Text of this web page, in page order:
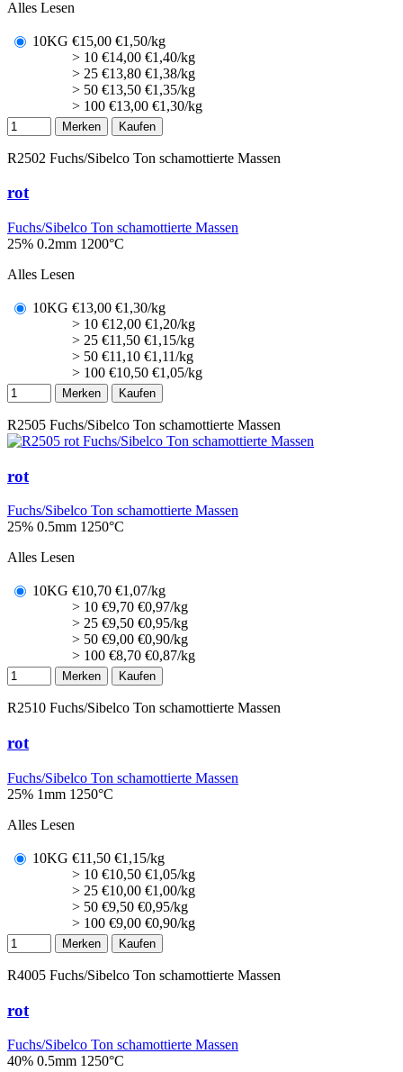
Alles Lesen
10KG €15,00 €1,50/kg
> 10 €14,00 €1,40/kg
> 25 €13,80 €1,38/kg
> 50 €13,50 €1,35/kg
> 100 €13,00 €1,30/kg
Merken Kaufen
R2502 Fuchs/Sibelco Ton schamottierte Massen
rot
Fuchs/Sibelco Ton schamottierte Massen
25% 0.2mm 1200°C
Alles Lesen
10KG €13,00 €1,30/kg
> 10 €12,00 €1,20/kg
> 25 €11,50 €1,15/kg
> 50 €11,10 €1,11/kg
> 100 €10,50 €1,05/kg
Merken Kaufen
R2505 Fuchs/Sibelco Ton schamottierte Massen
rot
Fuchs/Sibelco Ton schamottierte Massen
25% 0.5mm 1250°C
Alles Lesen
10KG €10,70 €1,07/kg
> 10 €9,70 €0,97/kg
> 25 €9,50 €0,95/kg
> 50 €9,00 €0,90/kg
> 100 €8,70 €0,87/kg
Merken Kaufen
R2510 Fuchs/Sibelco Ton schamottierte Massen
rot
Fuchs/Sibelco Ton schamottierte Massen
25% 1mm 1250°C
Alles Lesen
10KG €11,50 €1,15/kg
> 10 €10,50 €1,05/kg
> 25 €10,00 €1,00/kg
> 50 €9,50 €0,95/kg
> 100 €9,00 €0,90/kg
Merken Kaufen
R4005 Fuchs/Sibelco Ton schamottierte Massen
rot
Fuchs/Sibelco Ton schamottierte Massen
40% 0.5mm 1250°C